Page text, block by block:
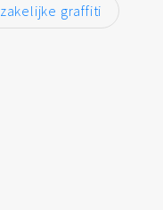
zakelijke graffiti